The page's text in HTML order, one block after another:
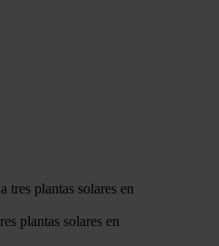
plantas solares en